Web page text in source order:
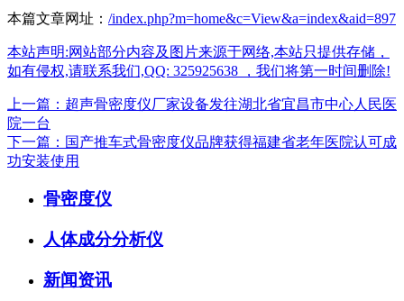
本篇文章网址： /index.php?m=home&c=View&a=index&aid=897
本站声明:网站部分内容及图片来源于网络,本站只提供存储，
如有侵权,请联系我们,QQ: 325925638 ，我们将第一时间删除!
上一篇：超声骨密度仪厂家设备发往湖北省宜昌市中心人民医
院一台
下一篇：国产推车式骨密度仪品牌获得福建省老年医院认可成
功安装使用
骨密度仪
人体成分分析仪
新闻资讯